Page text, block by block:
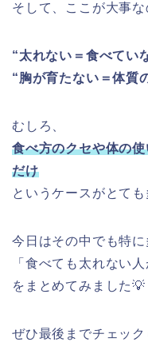
そして、ここが大事
“太れない＝食べてい
“胸が育たない＝体質
むしろ、
食べ方のクセや体の
だけ
というケースがとても
今日はその中でも特に
「食べても太れない
をまとめてみました💡
ぜひ最後までチェック